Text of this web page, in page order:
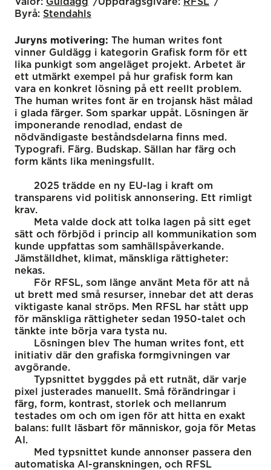
Byrå: Stendahls
Juryns motivering: The human writes font
vinner Guldägg i kategorin Grafisk form för ett
lika punkigt som angeläget projekt. Arbetet är
ett utmärkt exempel på hur grafisk form kan
vara en konkret lösning på ett reellt problem.
The human writes font är en trojansk häst målad
i glada färger. Som sparkar uppåt. Lösningen är
imponerande renodlad, endast de
nödvändigaste beståndsdelarna finns med.
Typografi. Färg. Budskap. Sällan har färg och
form känts lika meningsfullt.
2025 trädde en ny EU-lag i kraft om
transparens vid politisk annonsering. Ett rimligt
krav.
Meta valde dock att tolka lagen på sitt eget
sätt och förbjöd i princip all kommunikation som
kunde uppfattas som samhällspåverkande.
Jämställdhet, klimat, mänskliga rättigheter:
nekas.
För RFSL, som länge använt Meta för att nå
ut brett med små resurser, innebar det att deras
viktigaste kanal ströps. Men RFSL har stått upp
för mänskliga rättigheter sedan 1950-talet och
tänkte inte börja vara tysta nu.
Lösningen blev The human writes font, ett
initiativ där den grafiska formgivningen var
avgörande.
Typsnittet byggdes på ett rutnät, där varje
pixel justerades manuellt. Små förändringar i
färg, form, kontrast, storlek och mellanrum
testades om och om igen för att hitta en exakt
balans: fullt läsbart för människor, goja för Metas
AI.
Med typsnittet kunde annonser passera den
automatiska AI-granskningen, och RFSL